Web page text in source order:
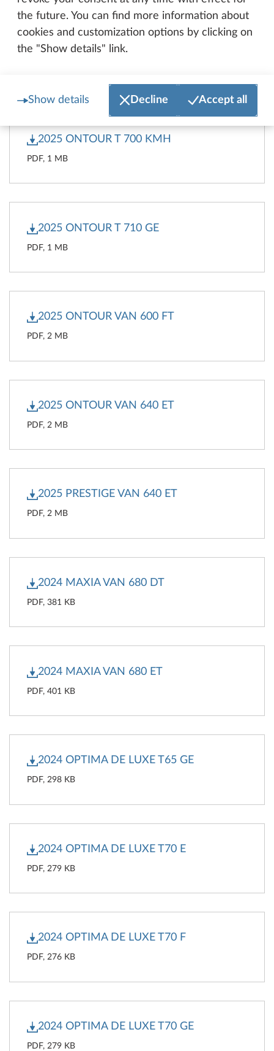
the future. You can find more information about
cookies and customization options by clicking on
the "Show details" link.
Show details Decline Accept all
2025 ONTOUR T 700 FH
2025 ONTOUR T 700 KMH
PDF, 1 MB
2025 ONTOUR T 710 GE
PDF, 1 MB
2025 ONTOUR VAN 600 FT
PDF, 2 MB
2025 ONTOUR VAN 640 ET
PDF, 2 MB
2025 PRESTIGE VAN 640 ET
PDF, 2 MB
2024 MAXIA VAN 680 DT
PDF, 381 KB
2024 MAXIA VAN 680 ET
PDF, 401 KB
2024 OPTIMA DE LUXE T65 GE
PDF, 298 KB
2024 OPTIMA DE LUXE T70 E
PDF, 279 KB
2024 OPTIMA DE LUXE T70 F
PDF, 276 KB
2024 OPTIMA DE LUXE T70 GE
PDF, 279 KB